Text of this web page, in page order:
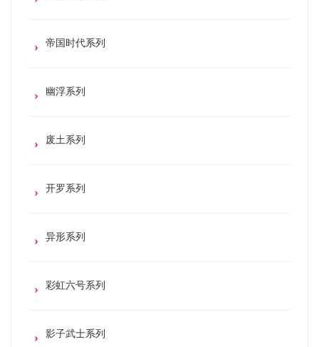
帝国时代系列
幽浮系列
废土系列
开罗系列
异形系列
彩虹六号系列
影子武士系列